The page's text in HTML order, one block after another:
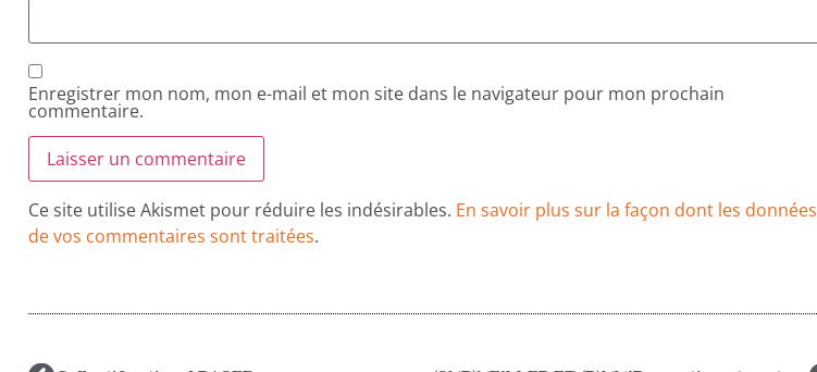
Enregistrer mon nom, mon e-mail et mon site dans le navigateur pour mon prochain
commentaire.
Ce site utilise Akismet pour réduire les indésirables. En savoir plus sur la façon dont les données
de vos commentaires sont traitées.